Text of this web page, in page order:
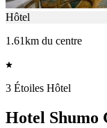
Hôtel
1.61km du centre
3 Étoiles Hôtel
Hotel Shumo